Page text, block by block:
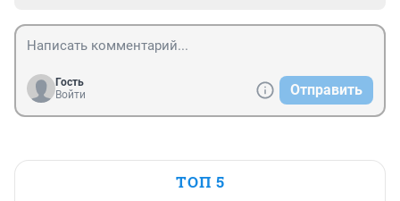
Гость
Войти
Отправить
ТОП 5